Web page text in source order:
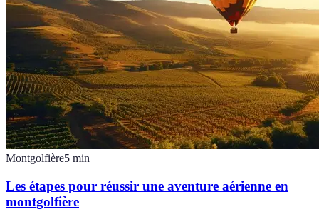
Montgolfière5 min
Les étapes pour réussir une aventure aérienne en
montgolfière